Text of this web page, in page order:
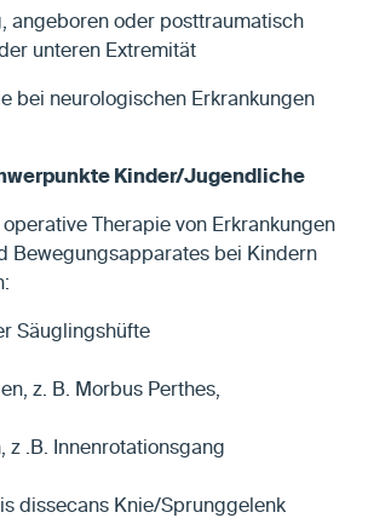
angeboren oder posttraumatisch
unteren Extremität
bei neurologischen Erkrankungen
Kinder/Jugendliche
Therapie von Erkrankungen
Bewegungsapparates bei Kindern
Säuglingshüfte
z. B. Morbus Perthes,
z .B. Innenrotationsgang
dissecans Knie/Sprunggelenk